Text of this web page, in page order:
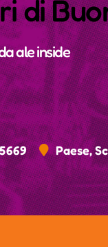
di
ale inside
Paese,